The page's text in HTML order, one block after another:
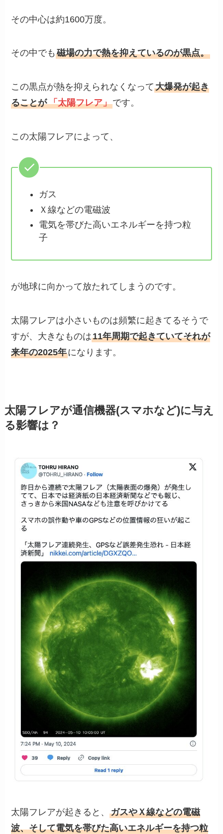
その中心は約1600万度。
その中でも磁場の力で熱を抑えているのが黒点。
この黒点が熱を抑えられなくなって大爆発が起き
ることが 「太陽フレア」です。
この太陽フレアによって、
ガス
Ｘ線などの電磁波
電気を帯びた高いエネルギーを持つ粒
子
が地球に向かって放たれてしまうのです。
太陽フレアは小さいものは頻繁に起きてるそうで
すが、大きなものは11年周期で起きていてそれが
来年の2025年になります。
太陽フレアが通信機器(スマホなど)に与え
る影響は？
太陽フレアが起きると、ガスやＸ線などの電磁
波、そして電気を帯びた高いエネルギーを持つ粒